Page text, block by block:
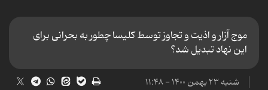
موج آزار و اذیت و تجاوز توسط کلیسا چطور به بحرانی برای
این نهاد تبدیل شد؟
شنبه ۲۳ بهمن ۱۴۰۰ - ۱۱:۴۸